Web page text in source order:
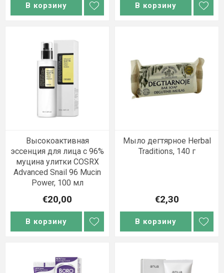
В корзину В корзину
Высокоактивная
эссенция для лица с 96%
муцина улитки COSRX
Advanced Snail 96 Mucin
Power, 100 мл
€20,00
В корзину
Мыло дегтярное Herbal
Traditions, 140 г
€2,30
В корзину